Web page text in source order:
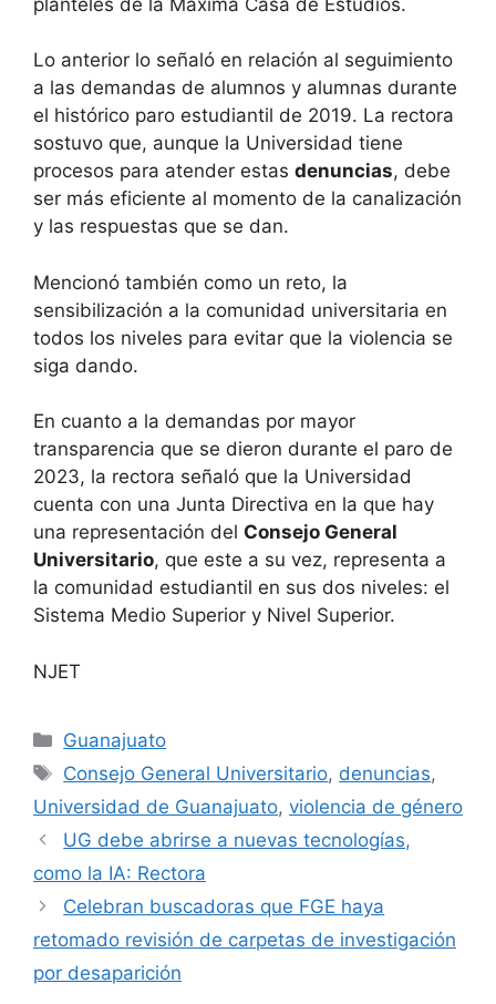
Lo anterior lo señaló en relación al seguimiento
a las demandas de alumnos y alumnas durante
el histórico paro estudiantil de 2019. La rectora
sostuvo que, aunque la Universidad tiene
procesos para atender estas denuncias, debe
ser más eficiente al momento de la canalización
y las respuestas que se dan.
Mencionó también como un reto, la
sensibilización a la comunidad universitaria en
todos los niveles para evitar que la violencia se
siga dando.
En cuanto a la demandas por mayor
transparencia que se dieron durante el paro de
2023, la rectora señaló que la Universidad
cuenta con una Junta Directiva en la que hay
una representación del Consejo General
Universitario, que este a su vez, representa a
la comunidad estudiantil en sus dos niveles: el
Sistema Medio Superior y Nivel Superior.
NJET
Categorías
Guanajuato
Etiquetas
Consejo General Universitario, denuncias,
Universidad de Guanajuato, violencia de género
UG debe abrirse a nuevas tecnologías,
como la IA: Rectora
Celebran buscadoras que FGE haya
retomado revisión de carpetas de investigación
por desaparición